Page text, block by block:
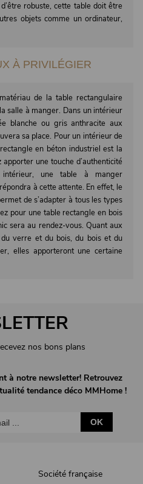
robuste, cette table doit être
objets comme un ordinateur,
À PRIVILÉGIER
de la table rectangulaire
salle à manger. Dans un intérieur
blanche ou gris anthracite aux
sa place. Pour un intérieur de
en béton industriel est la
une touche d’authenticité
une table à manger
à cette attente. En effet, le
de s’adapter à tous les types
pour une table rectangle en bois
sera au rendez-vous. Quant aux
verre et du bois, du bois et du
elles apporteront une certaine
nos bons plans
à notre newsletter! Retrouvez
tendance déco MMHome !
OK
Société française